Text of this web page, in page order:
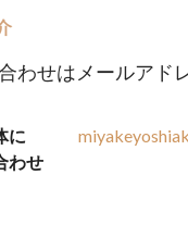
わせはメールアド
に
わせ